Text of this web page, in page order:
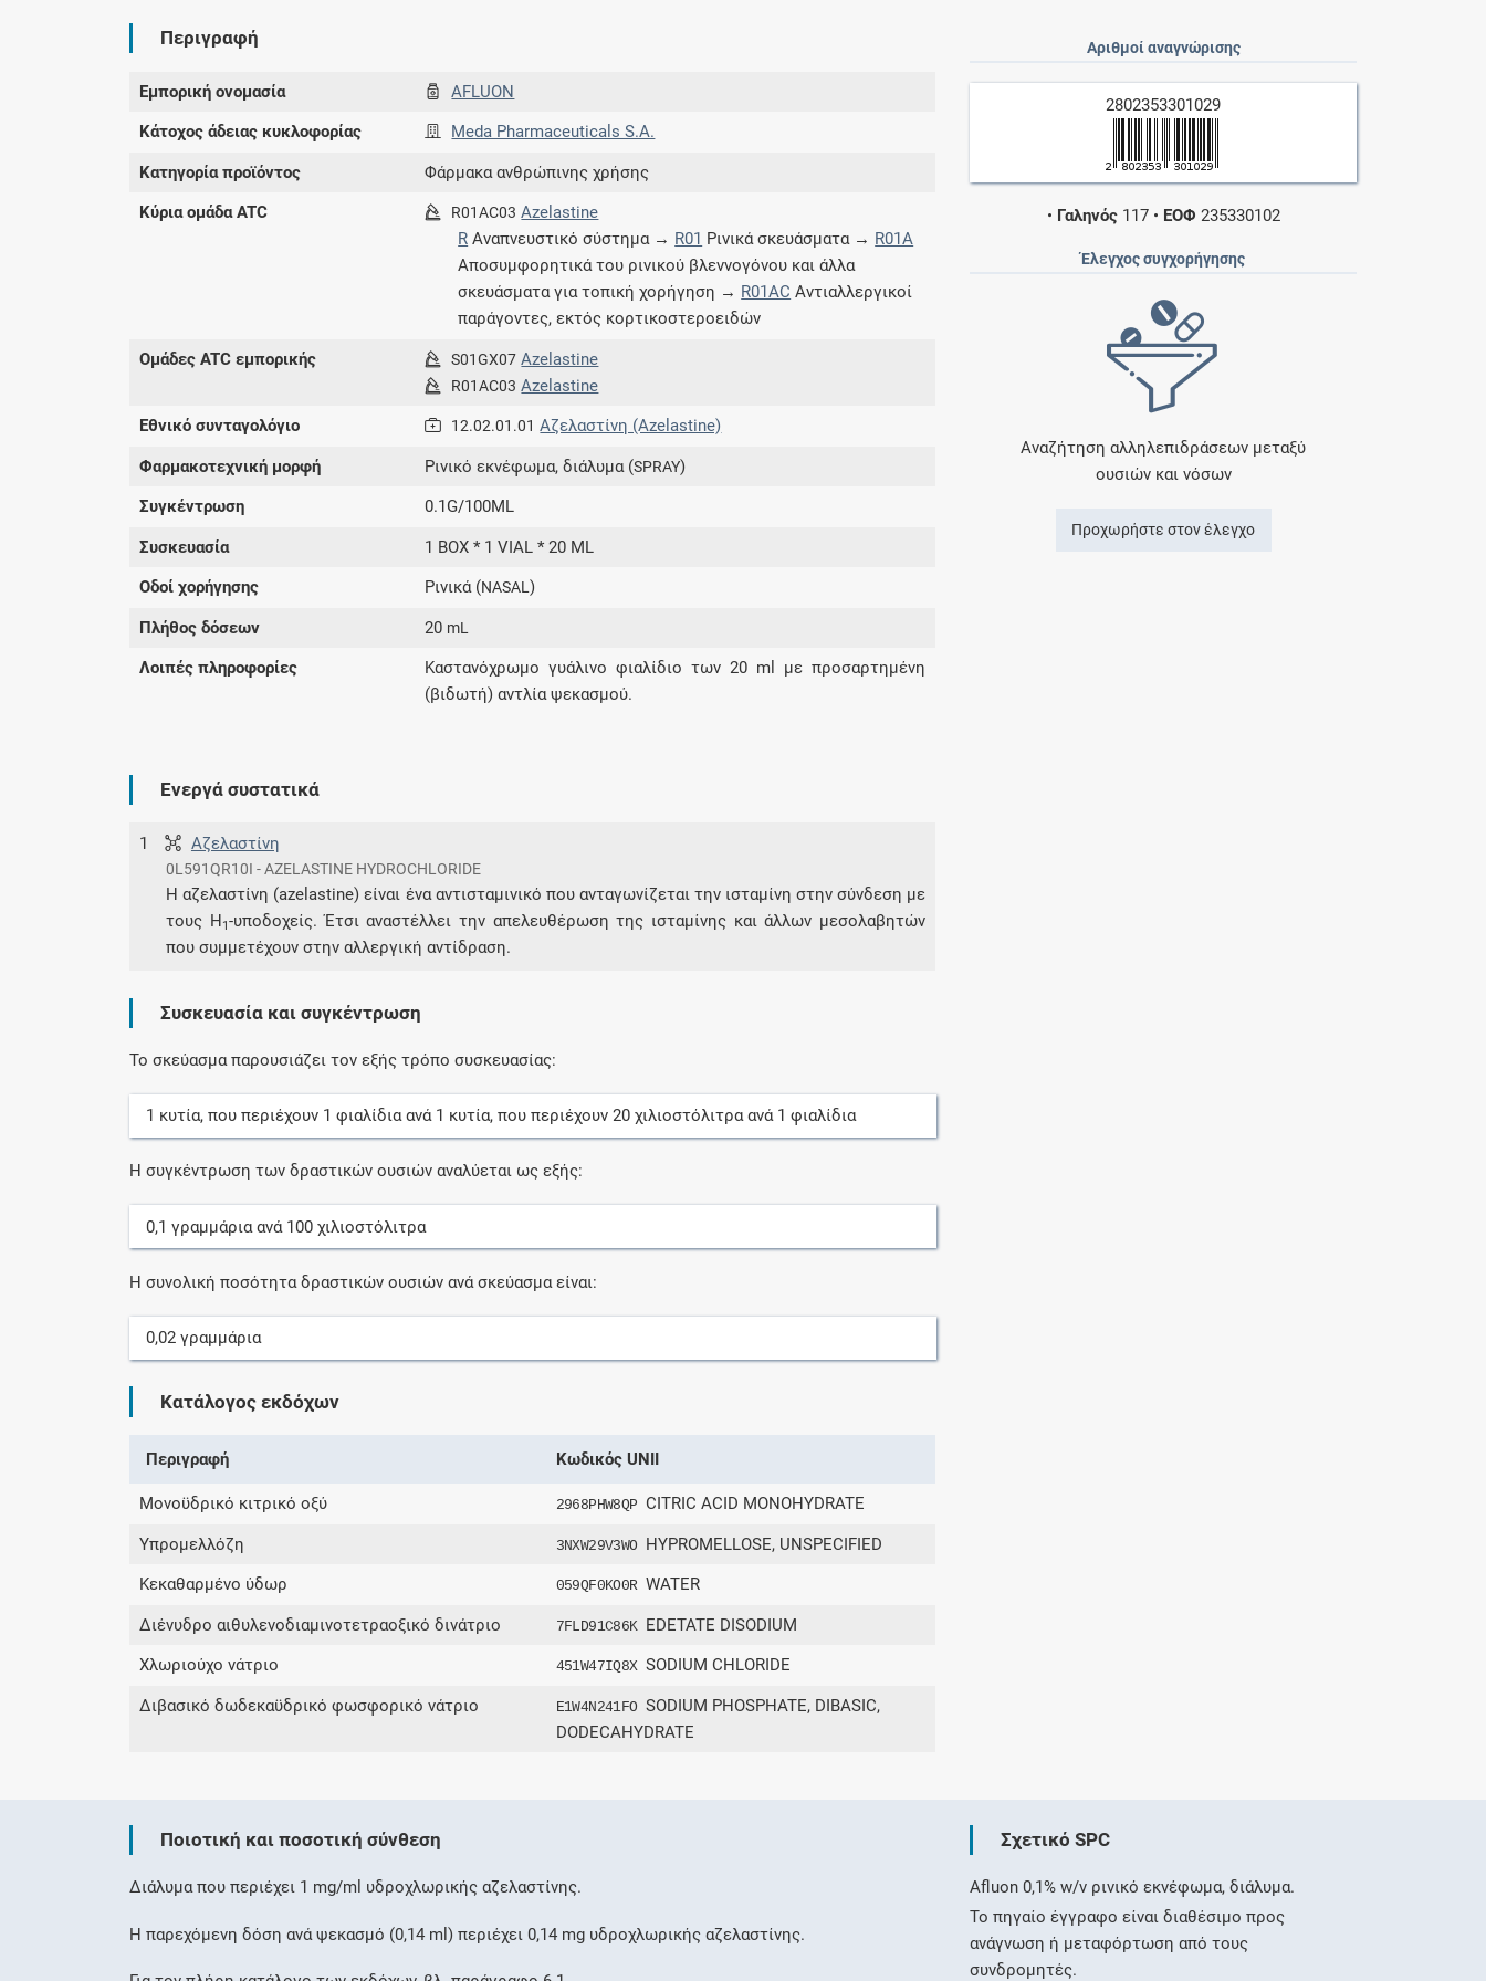
επιπλέον παροχές των συνδρομητικών
Ενδείξεις και αγωγές
Βρείτε θεραπευτικές ενδείξεις και αγωγές για
νόσους, συμπτώματα και ιατρικές πράξεις
Γνωρίζατε ότι...
πορείας του Galinos.gr από το 2011 μέχρι
Περιγραφή
Εμπορική ονομασία AFLUON
Κάτοχος άδειας κυκλοφορίας Meda Pharmaceuticals S.A.
Κατηγορία προϊόντος Φάρμακα ανθρώπινης χρήσης
Κύρια ομάδα ATC R01AC03 Azelastine
R Αναπνευστικό σύστημα → R01 Ρινικά σκευάσματα → R01A
Αποσυμφορητικά του ρινικού βλεννογόνου και άλλα
σκευάσματα για τοπική χορήγηση → R01AC Αντιαλλεργικοί
παράγοντες, εκτός κορτικοστεροειδών
Ομάδες ATC εμπορικής S01GX07 Azelastine
R01AC03 Azelastine
Εθνικό συνταγολόγιο 12.02.01.01 Αζελαστίνη (Azelastine)
Φαρμακοτεχνική μορφή Ρινικό εκνέφωμα, διάλυμα (SPRAY)
Συγκέντρωση 0.1G/100ML
Συσκευασία 1 BOX * 1 VIAL * 20 ML
Οδοί χορήγησης Ρινικά (NASAL)
Πλήθος δόσεων 20 mL
Λοιπές πληροφορίες
Καστανόχρωμο γυάλινο φιαλίδιο των 20 ml με προσαρτημένη
(βιδωτή) αντλία ψεκασμού.
Αριθμοί αναγνώρισης
2802353301029
• Γαληνός117 • ΕΟΦ 235330102
Έλεγχος συγχορήγησης
Αναζήτηση αλληλεπιδράσεων μεταξύ
ουσιών και νόσων
Προχωρήστε στον έλεγχο
Ενεργά συστατικά
1 Αζελαστίνη
0L591QR10I - AZELASTINE HYDROCHLORIDE
Η αζελαστίνη (azelastine) είναι ένα αντισταμινικό που ανταγωνίζεται την ισταμίνη στην σύνδεση με
τους Η1-υποδοχείς. Έτσι αναστέλλει την απελευθέρωση της ισταμίνης και άλλων μεσολαβητών
που συμμετέχουν στην αλλεργική αντίδραση.
Συσκευασία και συγκέντρωση
Το σκεύασμα παρουσιάζει τον εξής τρόπο συσκευασίας:
1 κυτία, που περιέχουν 1 φιαλίδιαανά 1 κυτία, που περιέχουν20 χιλιοστόλιτραανά 1 φιαλίδια
Η συγκέντρωση των δραστικών ουσιών αναλύεται ως εξής:
0,1 γραμμάριαανά 100 χιλιοστόλιτρα
Η συνολική ποσότητα δραστικών ουσιών ανά σκεύασμα είναι:
0,02 γραμμάρια
Κατάλογος εκδόχων
Περιγραφή Κωδικός UNII
Μονοϋδρικό κιτρικό οξύ 2968PHW8QP CITRIC ACID MONOHYDRATE
Υπρομελλόζη 3NXW29V3WO HYPROMELLOSE, UNSPECIFIED
Κεκαθαρμένο ύδωρ 059QF0KO0R WATER
Διένυδρο αιθυλενοδιαμινοτετραοξικό δινάτριο 7FLD91C86K EDETATE DISODIUM
Χλωριούχο νάτριο 451W47IQ8X SODIUM CHLORIDE
Διβασικό δωδεκαϋδρικό φωσφορικό νάτριο E1W4N241FO SODIUM PHOSPHATE, DIBASIC,
DODECAHYDRATE
Ποιοτική και ποσοτική σύνθεση
Διάλυμα που περιέχει 1 mg/ml υδροχλωρικής αζελαστίνης.
Η παρεχόμενη δόση ανά ψεκασμό (0,14 ml) περιέχει 0,14 mg υδροχλωρικής αζελαστίνης.
Σχετικό SPC
Afluon 0,1% w/v ρινικό εκνέφωμα, διάλυμα.
Το πηγαίο έγγραφο είναι διαθέσιμο προς
ανάγνωση ή μεταφόρτωση από τους
συνδρομητές.